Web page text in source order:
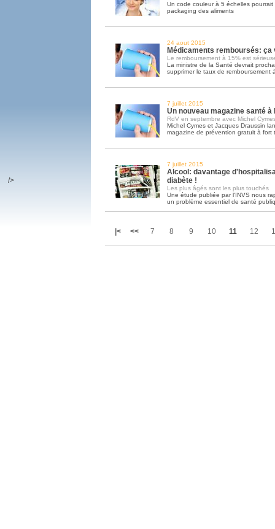
Un code couleur à 5 échelles
packaging des aliments
24 aout 2015
Médicaments remboursés: ça
Le remboursement à 15% est
La ministre de la Santé devrait
supprimer le taux de remboursement
7 juillet 2015
Un nouveau magazine santé à
RdV en septembre avec Michel
Michel Cymes et Jacques Draussin
magazine de prévention gratuit à fort
7 juillet 2015
Alcool: davantage
diabète !
Les plus âgés sont les plus touchés
Une étude publiée par l'INVS nous
un problème essentiel de santé
|< << 7 8 9 10 11 12
/>